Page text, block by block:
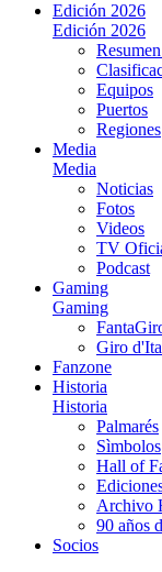
Edición 2026
Edición 2026
Equipos
Puertos
Regiones
Media
Media
Noticias
Fotos
Videos
TV
Podcast
Gaming
Gaming
Giro
Fanzone
Historia
Historia
Palmarés
Sìmbolos
Hall of
Archivo
90 años
Socios